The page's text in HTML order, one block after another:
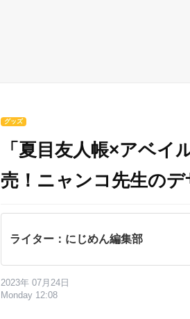
グッズ
「夏目友人帳×アベ
売！ニャンコ先生のデ
ライター：にじめん編集部
2023年 07月24日
Monday 12:08